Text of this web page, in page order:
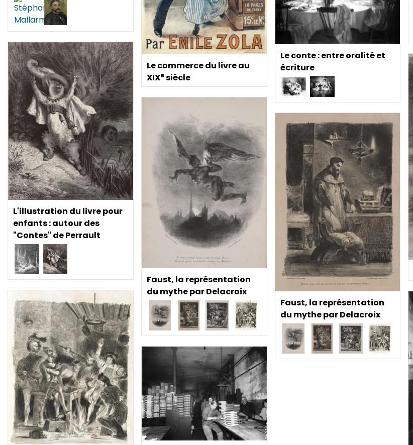
Le commerce du livre au
XIXesiècle
Le conte : entre oralité et
écriture
L'illustration du livre pour
enfants : autour des
"Contes" de Perrault
Faust, la représentation
du mythe par Delacroix
Faust, la représentation
du mythe par Delacroix